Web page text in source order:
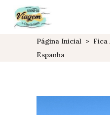
Página Inicial > Fica
Espanha